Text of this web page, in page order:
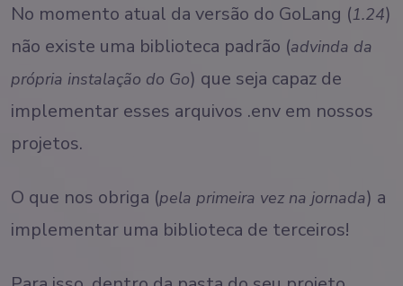
No momento atual da versão do GoLang (1.24)
não existe uma biblioteca padrão (advinda da
própria instalação do Go) que seja capaz de
implementar esses arquivos .env em nossos
projetos.
O que nos obriga (pela primeira vez na jornada) a
implementar uma biblioteca de terceiros!